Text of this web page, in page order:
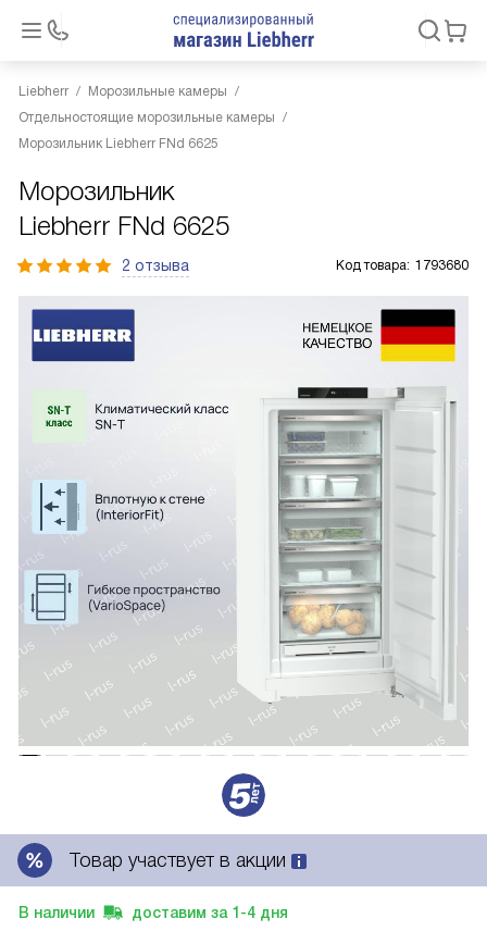
Liebherr
Морозильные камеры
Отдельностоящие морозильные камеры
Морозильник Liebherr FNd 6625
Морозильник
Liebherr FNd 6625
2 отзыва Код товара: 1793680
Товар участвует в акции
В наличии доставим за 1-4 дня